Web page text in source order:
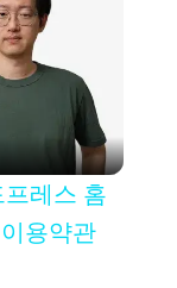
레스 홈
용약관